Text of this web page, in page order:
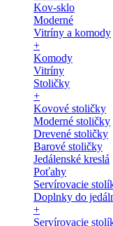
Kov-sklo
Moderné
Vitríny a komody
+
Komody
Vitríny
Stoličky
+
Kovové stoličky
Moderné stoličky
Drevené stoličky
Barové stoličky
Jedálenské kreslá
Poťahy
Servírovacie
Doplnky do
+
Servírovacie